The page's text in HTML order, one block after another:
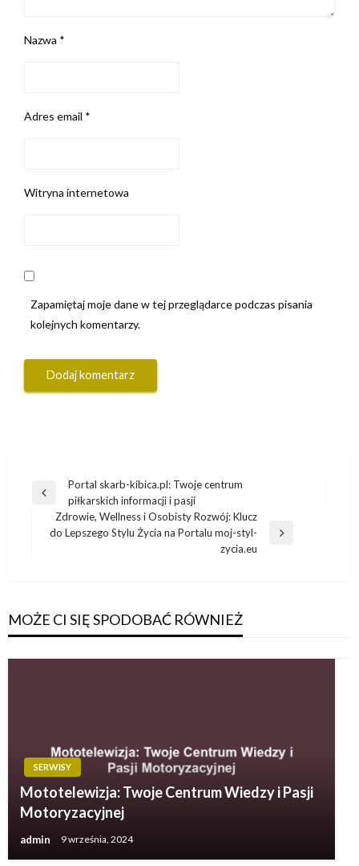
Nazwa *
Adres email *
Witryna internetowa
Zapamiętaj moje dane w tej przeglądarce podczas pisania
kolejnych komentarzy.
Nawigacja
wpisu
Poprzedni
Portal skarb-kibica.pl: Twoje centrum
piłkarskich informacji i pasji
Następny
Zdrowie, Wellness i Osobisty Rozwój: Klucz
do Lepszego Stylu Życia na Portalu moj-styl-
zycia.eu
MOŻE CI SIĘ SPODOBAĆ RÓWNIEŻ
SERWISY
Mototelewizja: Twoje Centrum Wiedzy i Pasji
Motoryzacyjnej
admin 9 września, 2024